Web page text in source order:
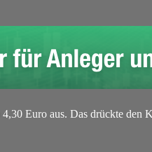
Euro aus. Das drückte den